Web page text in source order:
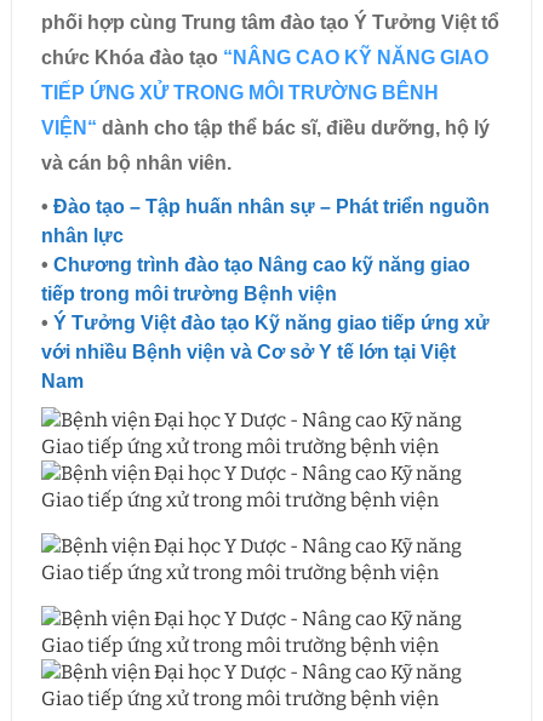
phối hợp cùng Trung tâm đào tạo Ý Tưởng Việt tổ
chức Khóa đào tạo “ NÂNG CAO KỸ NĂNG GIAO
TIẾP ỨNG XỬ TRONG MÔI TRƯỜNG BÊNH
VIỆN “ dành cho tập thể bác sĩ, điều dưỡng, hộ lý
và cán bộ nhân viên.
• Đào tạo – Tập huấn nhân sự – Phát triển nguồn
nhân lực
• Chương trình đào tạo Nâng cao kỹ năng giao
tiếp trong môi trường Bệnh viện
• Ý Tưởng Việt đào tạo Kỹ năng giao tiếp ứng xử
với nhiều Bệnh viện và Cơ sở Y tế lớn tại Việt
Nam